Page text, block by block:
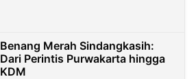
Benang Merah Sindangkasih:
Dari Perintis Purwakarta hingga
KDM